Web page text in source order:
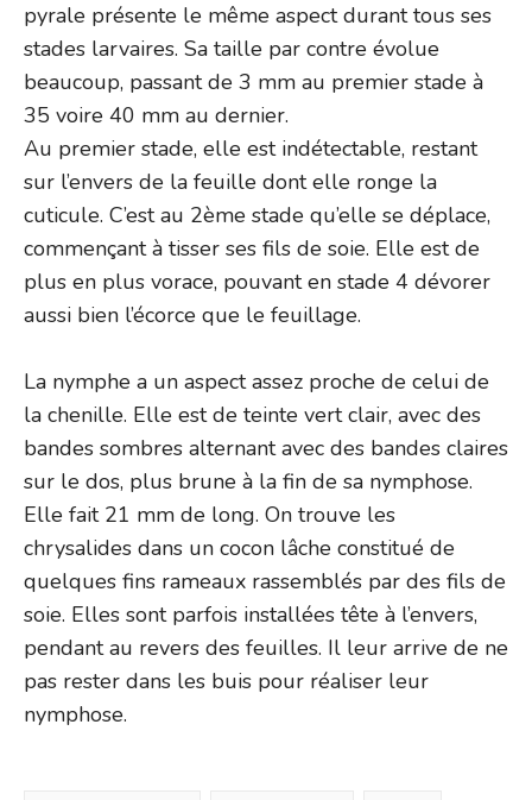
pyrale présente le même aspect durant tous ses
stades larvaires. Sa taille par contre évolue
beaucoup, passant de 3 mm au premier stade à
35 voire 40 mm au dernier.
Au premier stade, elle est indétectable, restant
sur l’envers de la feuille dont elle ronge la
cuticule. C’est au 2ème stade qu’elle se déplace,
commençant à tisser ses fils de soie. Elle est de
plus en plus vorace, pouvant en stade 4 dévorer
aussi bien l’écorce que le feuillage.
La nymphe a un aspect assez proche de celui de
la chenille. Elle est de teinte vert clair, avec des
bandes sombres alternant avec des bandes claires
sur le dos, plus brune à la fin de sa nymphose.
Elle fait 21 mm de long. On trouve les
chrysalides dans un cocon lâche constitué de
quelques fins rameaux rassemblés par des fils de
soie. Elles sont parfois installées tête à l’envers,
pendant au revers des feuilles. Il leur arrive de ne
pas rester dans les buis pour réaliser leur
nymphose.